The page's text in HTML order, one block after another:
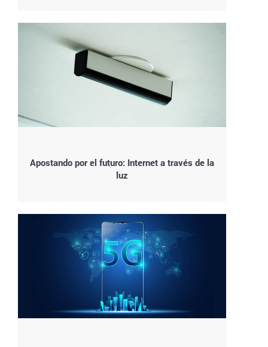
Apostando por el futuro: Internet a través de la
luz